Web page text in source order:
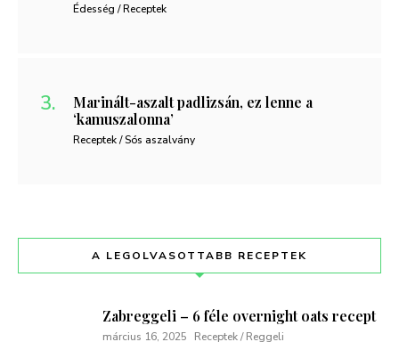
Édesség / Receptek
Marinált-aszalt padlizsán, ez lenne a
‘kamuszalonna’
Receptek / Sós aszalvány
A LEGOLVASOTTABB RECEPTEK
Zabreggeli – 6 féle overnight oats recept
március 16, 2025 Receptek / Reggeli